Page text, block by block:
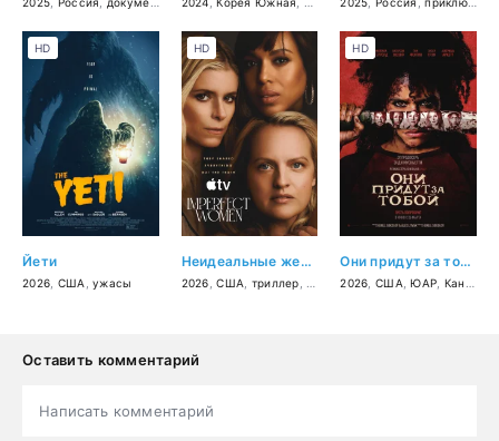
Йети
2026 США ,ужасы
HD
Неидеальные женщины
2026 ,США триллер детектив,драма
HD
Они придут за тобой
2026 США ,ЮАР Канада
HD
Оставить комментарий
Написать комментарий